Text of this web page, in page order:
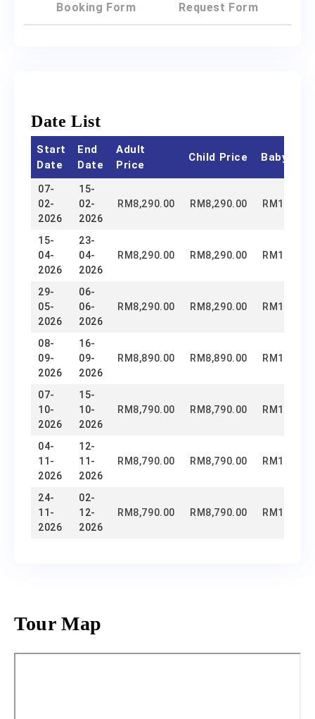
Tour Map
Booking Form Request Form
Date List
Start
Date
End
Date
Adult
Price
Child Price Baby
07-
02-
2026
15-
02-
2026
RM8,290.00 RM8,290.00 RM
15-
04-
2026
23-
04-
2026
RM8,290.00 RM8,290.00 RM
29-
05-
2026
06-
06-
2026
RM8,290.00 RM8,290.00 RM
08-
09-
2026
16-
09-
2026
RM8,890.00 RM8,890.00 RM
07-
10-
2026
15-
10-
2026
RM8,790.00 RM8,790.00 RM
04-
11-
2026
12-
11-
2026
RM8,790.00 RM8,790.00 RM
24-
11-
2026
02-
12-
2026
RM8,790.00 RM8,790.00 RM